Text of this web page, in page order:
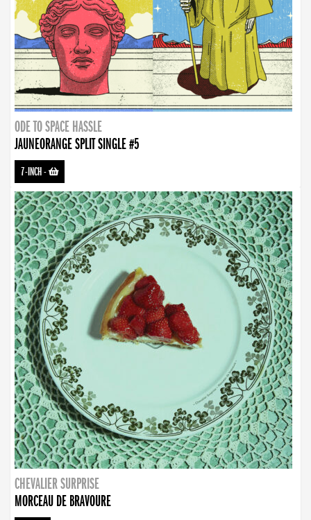
ODE TO SPACE HASSLE
JAUNEORANGE SPLIT SINGLE #5
7-INCH-
CHEVALIER SURPRISE
MORCEAU DE BRAVOURE